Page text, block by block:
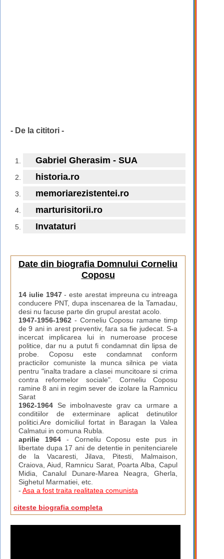
- De la cititori -
Gabriel Gherasim - SUA
historia.ro
memoriarezistentei.ro
marturisitorii.ro
Invataturi
Date din biografia Domnului Corneliu
Coposu
14 iulie 1947- este arestat impreuna cu intreaga
conducere PNT, dupa inscenarea de la Tamadau,
desi nu facuse parte din grupul arestat acolo.
1947-1956-1962 - Corneliu Coposu ramane timp
de 9 ani in arest preventiv, fara sa fie judecat. S-a
incercat implicarea lui in numeroase procese
politice, dar nu a putut fi condamnat din lipsa de
probe. Coposu este condamnat conform
practicilor comuniste la munca silnica pe viata
pentru "inalta tradare a clasei muncitoare si crima
contra reformelor sociale". Corneliu Coposu
ramine 8 ani in regim sever de izolare la Ramnicu
Sarat
1962-1964 Se imbolnaveste grav ca urmare a
conditiilor de exterminare aplicat detinutilor
politici.Are domiciliul fortat in Baragan la Valea
Calmatui in comuna Rubla.
aprilie 1964- Corneliu Coposu este pus in
libertate dupa 17 ani de detentie in penitenciarele
de la Vacaresti, Jilava, Pitesti, Malmaison,
Craiova, Aiud, Ramnicu Sarat, Poarta Alba, Capul
Midia, Canalul Dunare-Marea Neagra, Gherla,
Sighetul Marmatiei, etc.
- Asa a fost traita realitatea comunista
citeste biografia completa